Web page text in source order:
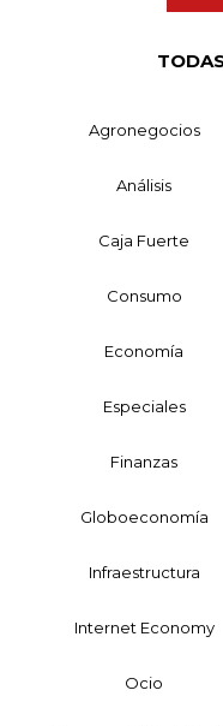
Agronegocios
Análisis
Caja Fuerte
Consumo
Economía
Especiales
Finanzas
Globoeconomía
Infraestructura
Internet Economy
Ocio